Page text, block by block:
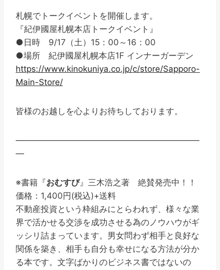
札幌でトークイベントを開催します。
『紀伊國屋札幌本店トークイベント』
●日時 9/17（土）15：00～16：00
●場所 紀伊國屋札幌本店1F インナーガーデン
https://www.kinokuniya.co.jp/c/store/Sapporo-
Main-Store/
皆様のお越しを心よりお待ちしております。
——————————————————————
—
※書籍『おむすび』三木浩之著 絶賛発売中！！
価格：1,400円(税込)+送料
不動産投資という枠組みにとらわれず、様々な業
界で活かせる交渉を成功させる為のノウハウがギ
ッシリ詰まっています。男女問わず相手と良好な
関係を築き、相手も自分も幸せになる方法が分か
る本です。文字ばかりのビジネス書ではないの